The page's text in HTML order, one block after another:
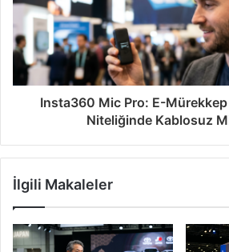
Insta360 Mic Pro: E-Mürekkep
Niteliğinde Kablosuz
İlgili Makaleler